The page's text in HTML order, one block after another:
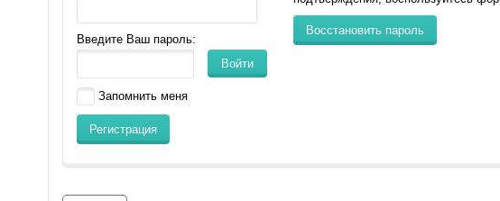
Введите Ваш пароль:
Войти
Запомнить меня
Регистрация
Восстановить пароль